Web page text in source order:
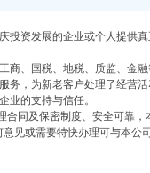
投资发展的企业或个人提供
商、国税、地税、质监、金
务，为新老客户处理了经营
业的支持与信任。
同及保密制度、安全可靠，
见或需要特快办理可与本公